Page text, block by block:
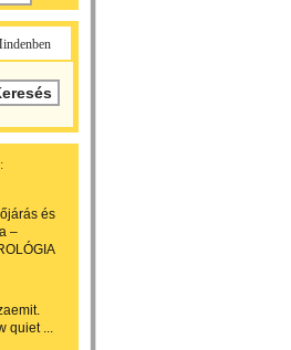
és
–
quiet ...